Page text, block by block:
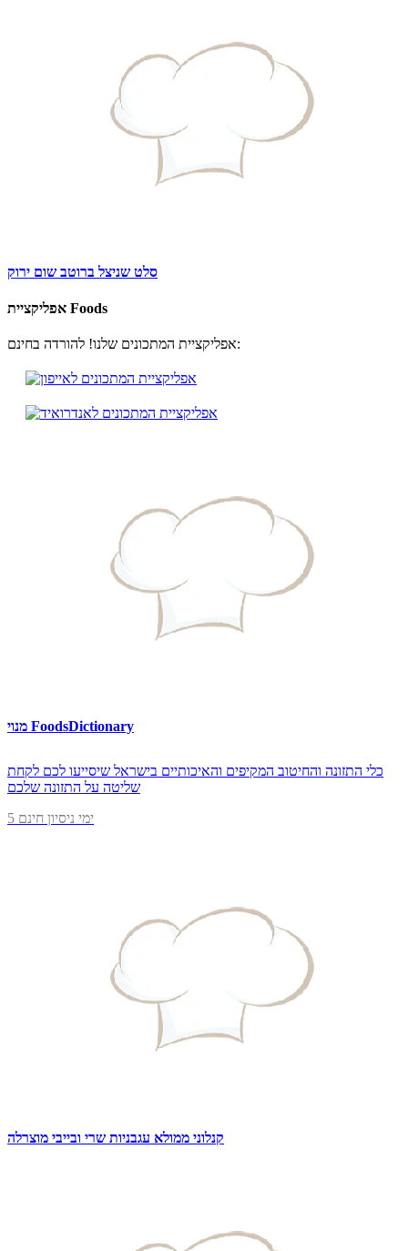
סלט שניצל ברוטב שום ירוק
אפליקציית Foods
אפליקציית המתכונים שלנו! להורדה בחינם:
מנוי FoodsDictionary
כלי התזונה והחיטוב המקיפים והאיכותיים בישראל שיסייעו לכם לקחת
שליטה על התזונה שלכם
5 ימי ניסיון חינם
קנלוני ממולא עגבניות שרי ובייבי מוצרלה